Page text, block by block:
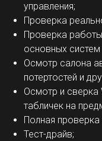
управления;
Проверка
Проверка
основных
Осмотр салона
потертостей и
Осмотр и сверка
табличек на
Полная
Тест-драйв;